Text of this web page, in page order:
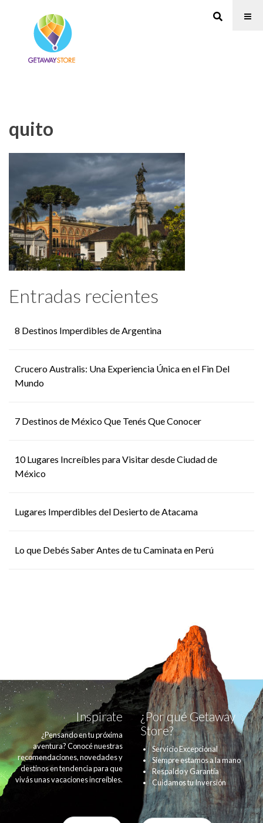
quito
Entradas recientes
8 Destinos Imperdibles de Argentina
Crucero Australis: Una Experiencia Única en el Fin Del
Mundo
7 Destinos de México Que Tenés Que Conocer
10 Lugares Increíbles para Visitar desde Ciudad de
México
Lugares Imperdibles del Desierto de Atacama
Lo que Debés Saber Antes de tu Caminata en Perú
Inspirate
¿Pensando en tu próxima
aventura? Conocé nuestras
recomendaciones, novedades y
destinos en tendencia para que
vivás unas vacaciones increíbles.
¿Por qué Getaway
Store?
Servicio Excepcional
Siempre estamos a la mano
Respaldo y Garantía
Cuidamos tu Inversión